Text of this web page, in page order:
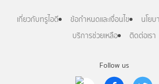
Follow us
เกี่ยวกับทรูไอดี ข้อกำหนดและเงื่อนไข
นโย
บริการช่วยเหลือ
ติดต่อเรา